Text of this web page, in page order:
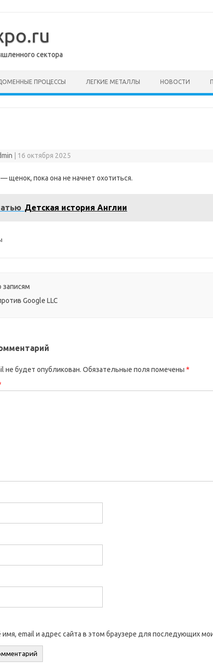
сектора
ПРОЦЕССЫ ЛЕГКИЕ МЕТАЛЛЫ НОВОСТИ
16 октября 2025
щенок, пока она не начнет охотиться.
Детская история Англии
записям
Google LLC
не будет опубликован. Обязательные поля помечены *
email и адрес сайта в этом браузере для последующих